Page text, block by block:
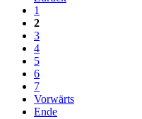
1
2
3
4
5
6
7
Vorwärts
Ende